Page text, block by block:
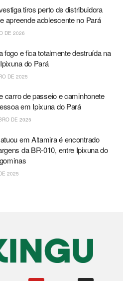
tiros perto de distribuidora
apreende adolescente no Pará
DE 2026
fogo e fica totalmente destruída na
do Pará
DE 2025
carro de passeio e caminhonete
em Ipixuna do Pará
DE 2025
em Altamira é encontrado
da BR-010, entre Ipixuna do
2025